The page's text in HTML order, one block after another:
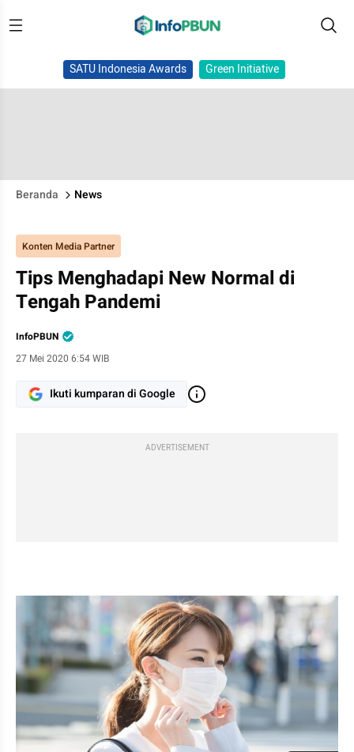
SATU Indonesia Awards Green Initiative
Beranda News
Konten Media Partner
Tips Menghadapi New Normal di
Tengah Pandemi
InfoPBUN
27 Mei 2020 6:54 WIB
Ikuti kumparan di Google
ADVERTISEMENT